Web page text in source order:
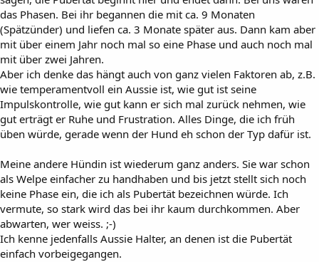
das Phasen. Bei ihr begannen die mit ca. 9 Monaten
(Spätzünder) und liefen ca. 3 Monate später aus. Dann kam aber
mit über einem Jahr noch mal so eine Phase und auch noch mal
mit über zwei Jahren.
Aber ich denke das hängt auch von ganz vielen Faktoren ab, z.B.
wie temperamentvoll ein Aussie ist, wie gut ist seine
Impulskontrolle, wie gut kann er sich mal zurück nehmen, wie
gut erträgt er Ruhe und Frustration. Alles Dinge, die ich früh
üben würde, gerade wenn der Hund eh schon der Typ dafür ist.
Meine andere Hündin ist wiederum ganz anders. Sie war schon
als Welpe einfacher zu handhaben und bis jetzt stellt sich noch
keine Phase ein, die ich als Pubertät bezeichnen würde. Ich
vermute, so stark wird das bei ihr kaum durchkommen. Aber
abwarten, wer weiss. ;-)
Ich kenne jedenfalls Aussie Halter, an denen ist die Pubertät
einfach vorbeigegangen.